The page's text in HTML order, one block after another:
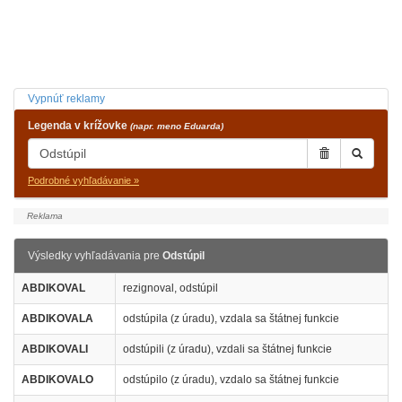
Vypnúť reklamy
Legenda v krížovke (napr. meno Eduarda)
Podrobné vyhľadávanie »
Výsledky vyhľadávania pre Odstúpil
ABDIKOVAL rezignoval, odstúpil
ABDIKOVALA odstúpila (z úradu), vzdala sa štátnej funkcie
ABDIKOVALI odstúpili (z úradu), vzdali sa štátnej funkcie
ABDIKOVALO odstúpilo (z úradu), vzdalo sa štátnej funkcie